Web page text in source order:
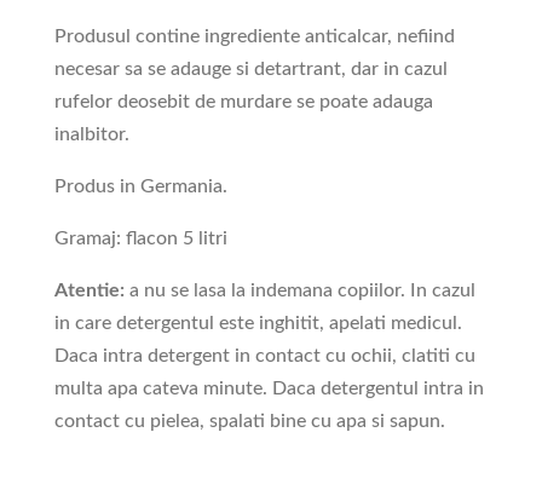
Produsul contine ingrediente anticalcar, nefiind
necesar sa se adauge si detartrant, dar in cazul
rufelor deosebit de murdare se poate adauga
inalbitor.
Produs in Germania.
Gramaj: flacon 5 litri
Atentie: a nu se lasa la indemana copiilor. In cazul
in care detergentul este inghitit, apelati medicul.
Daca intra detergent in contact cu ochii, clatiti cu
multa apa cateva minute. Daca detergentul intra in
contact cu pielea, spalati bine cu apa si sapun.